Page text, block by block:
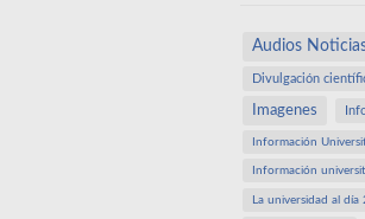
Audios
Divulgación
Imagenes
Información
Información
La universidad al